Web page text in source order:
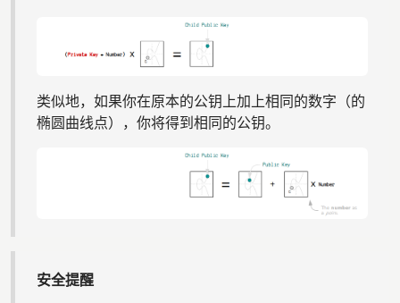
类似地，如果你在原本的公钥上加上相同的数字（的
椭圆曲线点），你将得到相同的公钥。
安全提醒